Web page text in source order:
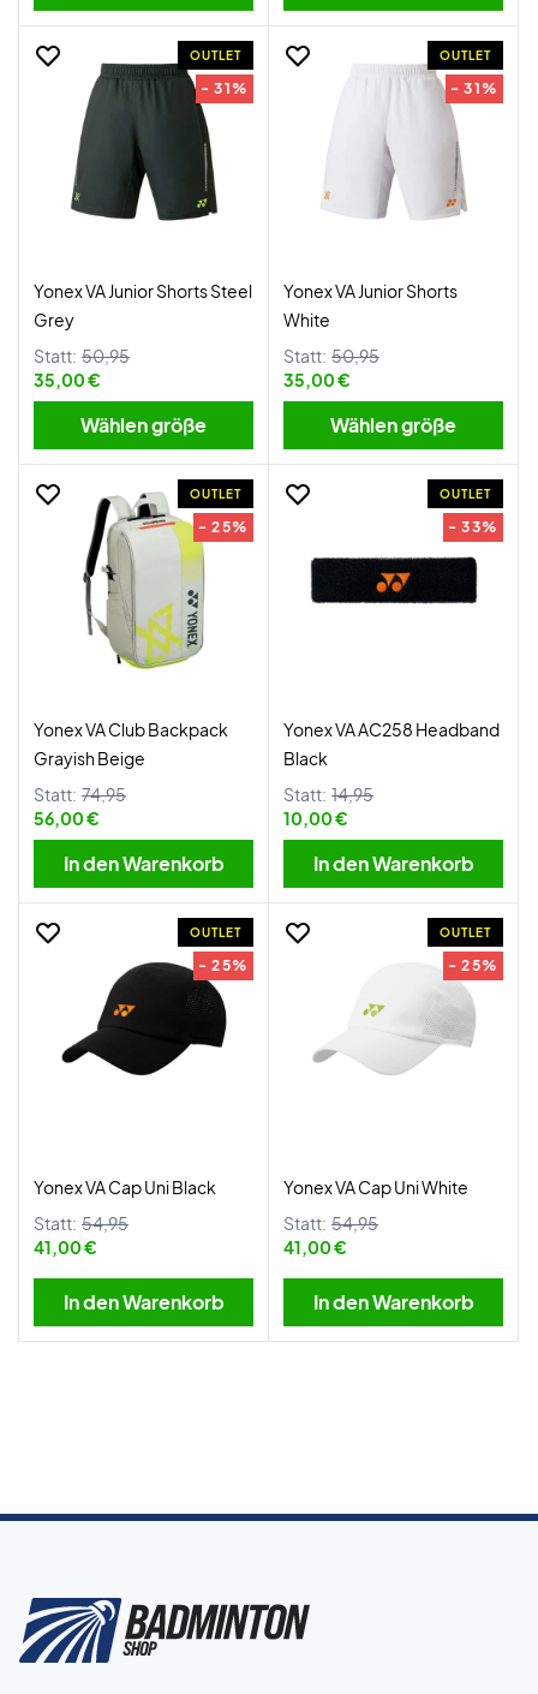
OUTLET
- 31%
Yonex VA Junior Shorts Steel
Grey
Statt: 50,95
35,00 €
Wählen größe
OUTLET
- 31%
Yonex VA Junior Shorts
White
Statt: 50,95
35,00 €
Wählen größe
OUTLET
- 25%
Yonex VA Club Backpack
Grayish Beige
Statt: 74,95
56,00 €
In den Warenkorb
OUTLET
- 33%
Yonex VA AC258 Headband
Black
Statt: 14,95
10,00 €
In den Warenkorb
OUTLET
- 25%
Yonex VA Cap Uni Black
Statt: 54,95
41,00 €
In den Warenkorb
OUTLET
- 25%
Yonex VA Cap Uni White
Statt: 54,95
41,00 €
In den Warenkorb